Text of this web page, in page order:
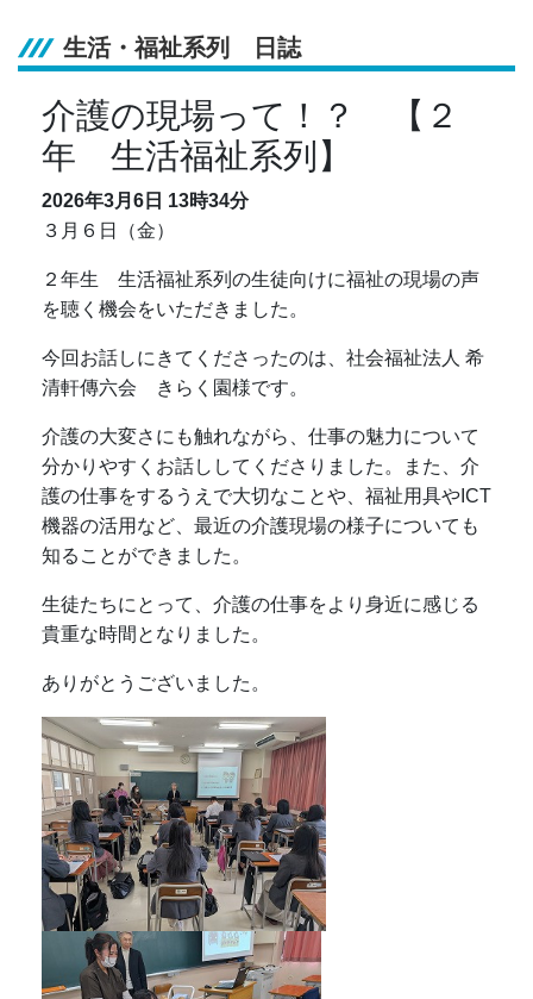
生活・福祉系列 日誌
介護の現場って！？ 【２
年 生活福祉系列】
2026年3月6日 13時34分
３月６日（金）
２年生 生活福祉系列の生徒向けに福祉の現場の声
を聴く機会をいただきました。
今回お話しにきてくださったのは、社会福祉法人 希
清軒傳六会 きらく園様です。
介護の大変さにも触れながら、仕事の魅力について
分かりやすくお話ししてくださりました。また、介
護の仕事をするうえで大切なことや、福祉用具やICT
機器の活用など、最近の介護現場の様子についても
知ることができました。
生徒たちにとって、介護の仕事をより身近に感じる
貴重な時間となりました。
ありがとうございました。